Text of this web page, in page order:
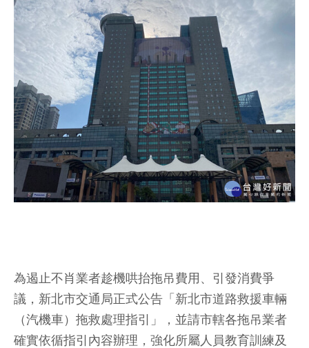
為遏止不肖業者趁機哄抬拖吊費用、引發消費爭
議，新北市交通局正式公告「新北市道路救援車輛
（汽機車）拖救處理指引」，並請市轄各拖吊業者
確實依循指引內容辦理，強化所屬人員教育訓練及